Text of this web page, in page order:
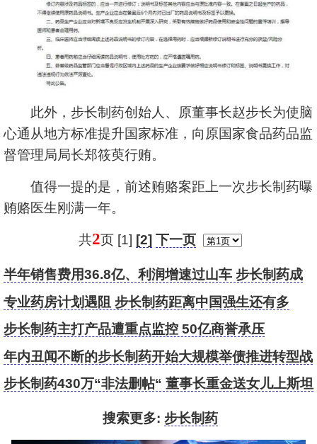
此外，步长制药创始人、原董事长赵步长为使脑
心通从地方标准提升国家标准，向原国家食品药品监
督管理局局长郑筱萸行贿。
值得一提的是，前述贿赂案距上一次步长制药曝
贿赂医生刚满一年。
共2页 [1] [2] 下一页
半年销售费用36.8亿、利润增速过山车 步长制药成
长能力欠佳？
专业药房计划遇阻 步长制药距离中国强生还有多
远？
步长制药主打产品遭重点监控 50亿商誉承压
年内丑闻不断的步长制药开始大规模举债推进转型战
略
步长制药430万“非法删帖“ 董事长重金送女儿上斯坦
搜索更多: 步长制药